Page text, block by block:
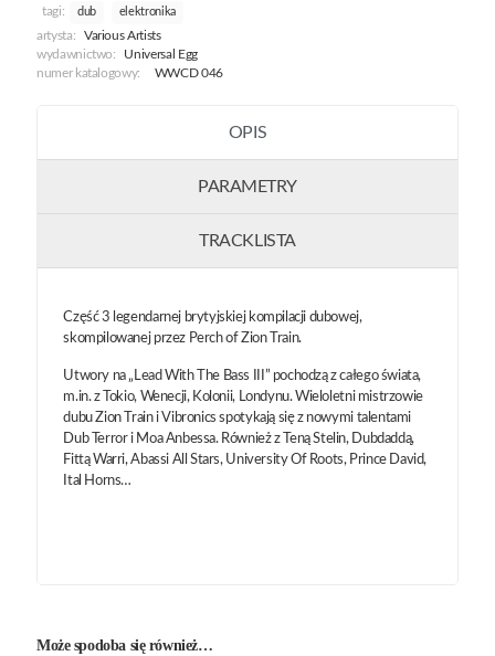
tagi:
dub elektronika
artysta:
Various Artists
wydawnictwo:
Universal Egg
numer katalogowy:
WWCD 046
OPIS
PARAMETRY
TRACKLISTA
Część 3 legendarnej brytyjskiej kompilacji dubowej,
skompilowanej przez Perch of Zion Train.
Utwory na „Lead With The Bass III” pochodzą z całego świata,
m.in. z Tokio, Wenecji, Kolonii, Londynu. Wieloletni mistrzowie
dubu Zion Train i Vibronics spotykają się z nowymi talentami
Dub Terror i Moa Anbessa. Również z Teną Stelin, Dubdaddą,
Fittą Warri, Abassi All Stars, University Of Roots, Prince David,
Ital Horns…
Może spodoba się również…